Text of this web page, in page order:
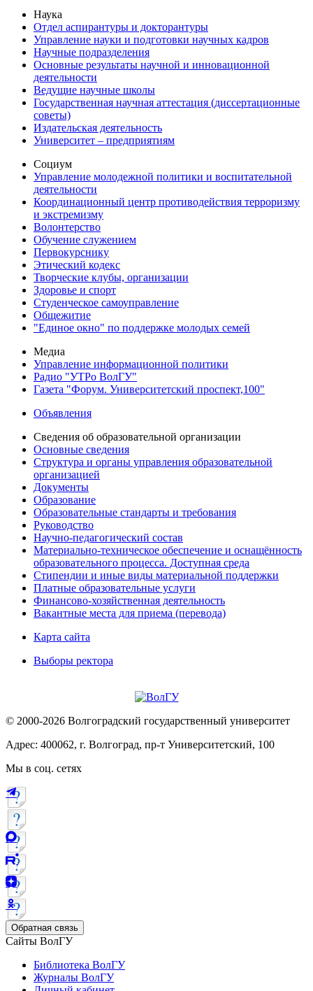
Наука
Отдел аспирантуры и докторантуры
Управление науки и подготовки научных кадров
Научные подразделения
Основные результаты научной и инновационной
деятельности
Ведущие научные школы
Государственная научная аттестация (диссертационные
советы)
Издательская деятельность
Университет – предприятиям
Социум
Управление молодежной политики и воспитательной
деятельности
Координационный центр противодействия терроризму
и экстремизму
Волонтерство
Обучение служением
Первокурснику
Этический кодекс
Творческие клубы, организации
Здоровье и спорт
Студенческое самоуправление
Общежитие
"Единое окно" по поддержке молодых семей
Медиа
Управление информационной политики
Радио "УТРо ВолГУ"
Газета "Форум. Университетский проспект,100"
Объявления
Сведения об образовательной организации
Основные сведения
Структура и органы управления образовательной
организацией
Документы
Образование
Образовательные стандарты и требования
Руководство
Научно-педагогический состав
Материально-техническое обеспечение и оснащённость
образовательного процесса. Доступная среда
Стипендии и иные виды материальной поддержки
Платные образовательные услуги
Финансово-хозяйственная деятельность
Вакантные места для приема (перевода)
Карта сайта
Выборы ректора
© 2000-2026 Волгоградский государственный университет
Адрес: 400062, г. Волгоград, пр-т Университетский, 100
Мы в соц. сетях
Обратная связь
Сайты ВолГУ
Библиотека ВолГУ
Журналы ВолГУ